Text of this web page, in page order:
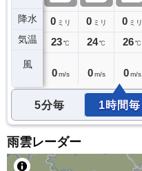
降水
気温
風
0ミリ
23℃
0 ミリ
23℃
0 m/s
0 ミリ
24℃
0 m/s
0 ミリ
26℃
0 m/s
5分毎 1時間毎
雨雲レーダー